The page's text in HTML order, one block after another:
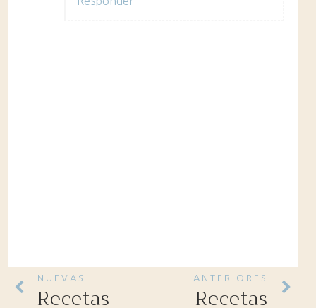
NUEVAS
Recetas
ANTERIORES
Recetas